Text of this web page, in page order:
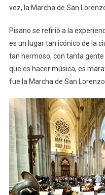
vez, la Marcha de San
Pisano se refirió a la
es un lugar tan icónico de la
tan hermoso, con tanta
que es hacer música, es
fue la Marcha de San